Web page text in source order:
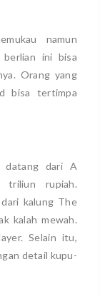
namun
berlian ini bisa
Orang yang
bisa tertimpa
datang dari A
triliun rupiah.
kalung The
kalah mewah.
Selain itu,
detail kupu-